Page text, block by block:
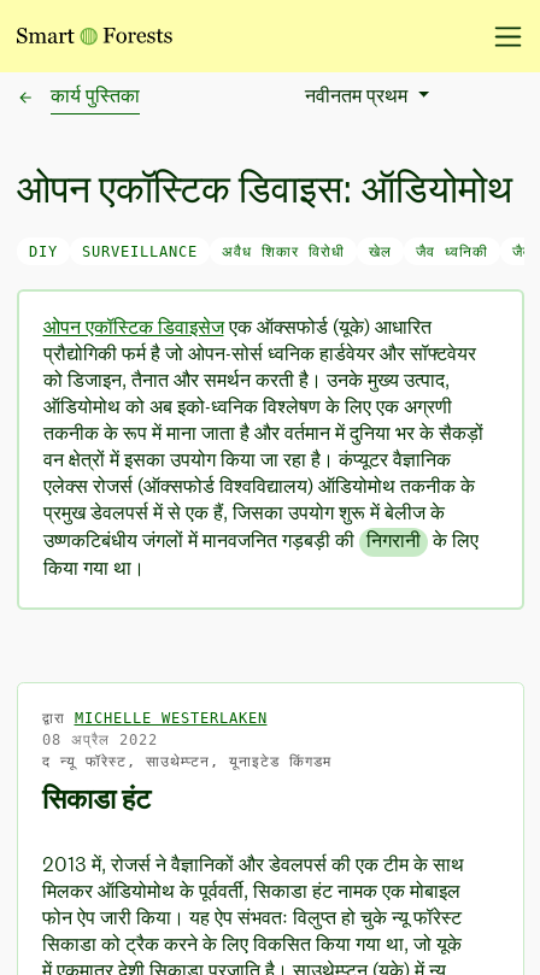
कार्य पुस्तिका नवीनतम प्रथम
ओपन एकॉस्टिक डिवाइस: ऑडियोमोथ
DIY SURVEILLANCE अवैध शिकार विरोधी खेल जैव ध्वनिकी जैव
ओपन एकॉस्टिक डिवाइसेजएक ऑक्सफोर्ड (यूके) आधारित
प्रौद्योगिकी फर्म है जो ओपन-सोर्स ध्वनिक हार्डवेयर और सॉफ्टवेयर
को डिजाइन, तैनात और समर्थन करती है। उनके मुख्य उत्पाद,
ऑडियोमोथ को अब इको-ध्वनिक विश्लेषण के लिए एक अग्रणी
तकनीक के रूप में माना जाता है और वर्तमान में दुनिया भर के सैकड़ों
वन क्षेत्रों में इसका उपयोग किया जा रहा है। कंप्यूटर वैज्ञानिक
एलेक्स रोजर्स (ऑक्सफोर्ड विश्वविद्यालय) ऑडियोमोथ तकनीक के
प्रमुख डेवलपर्स में से एक हैं, जिसका उपयोग शुरू में बेलीज के
उष्णकटिबंधीय जंगलों में मानवजनित गड़बड़ी की निगरानी के लिए
किया गया था।
द्वारा
MICHELLE WESTERLAKEN
08 अप्रैल 2022
द न्यू फॉरेस्ट, साउथेम्प्टन, यूनाइटेड किंगडम
सिकाडा हंट
2013 में, रोजर्स ने वैज्ञानिकों और डेवलपर्स की एक टीम के साथ
मिलकर ऑडियोमोथ के पूर्ववर्ती, सिकाडा हंट नामक एक मोबाइल
फोन ऐप जारी किया। यह ऐप संभवतः विलुप्त हो चुके न्यू फॉरेस्ट
सिकाडा को ट्रैक करने के लिए विकसित किया गया था, जो यूके